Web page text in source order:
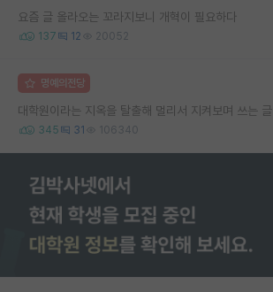
요즘 글 올라오는 꼬라지보니 개혁이 필요하다
137 12 20052
명예의전당
대학원이라는 지옥을 탈출해 멀리서 지켜보며 쓰는 글
345 31 106340